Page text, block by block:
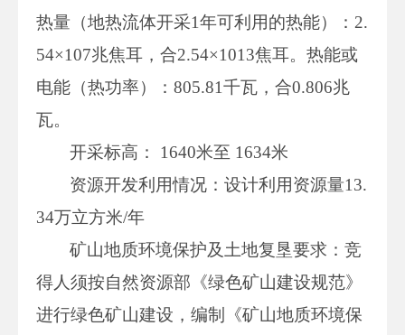
热量（地热流体开采1年可利用的热能）：2.
54×107兆焦耳，合2.54×1013焦耳。热能或
电能（热功率）：805.81千瓦，合0.806兆
瓦。
开采标高： 1640米至 1634米
资源开发利用情况：设计利用资源量13.
34万立方米/年
矿山地质环境保护及土地复垦要求：竞
得人须按自然资源部《绿色矿山建设规范》
进行绿色矿山建设，编制《矿山地质环境保